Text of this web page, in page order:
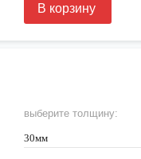
В корзину
выберите толщину:
30мм